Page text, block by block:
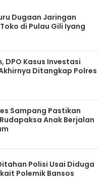
Dugaan Jaringan
di Pulau Gili Iyang
DPO Kasus Investasi
Ditangkap Polres
Sampang Pastikan
Anak Berjalan
Polisi Usai Diduga
Polemik Bansos